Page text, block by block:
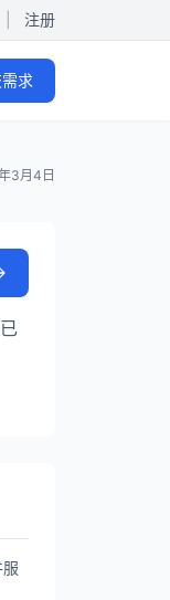
注册
求
3月4日